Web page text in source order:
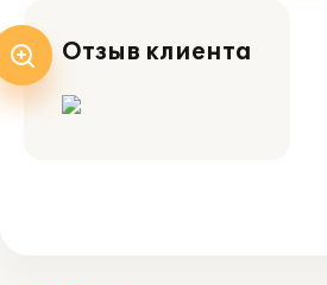
Отзыв клиента